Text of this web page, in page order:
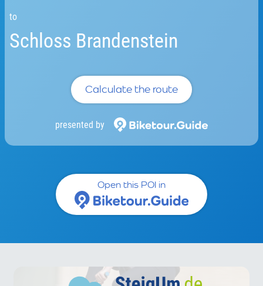
to
Schloss Brandenstein
Calculate the route
presented by
Open this POI in